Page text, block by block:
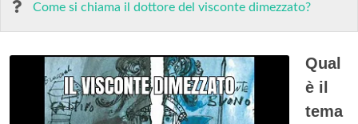
Come si chiama il dottore del visconte dimezzato?
Qual
è il
tema